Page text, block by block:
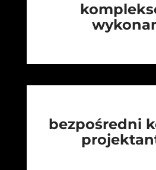
bezpośredni